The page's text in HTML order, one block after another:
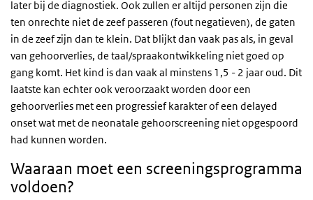
later bij de diagnostiek. Ook zullen er altijd personen zijn die
ten onrechte niet de zeef passeren (fout negatieven), de gaten
in de zeef zijn dan te klein. Dat blijkt dan vaak pas als, in geval
van gehoorverlies, de taal/spraakontwikkeling niet goed op
gang komt. Het kind is dan vaak al minstens 1,5 - 2 jaar oud. Dit
laatste kan echter ook veroorzaakt worden door een
gehoorverlies met een progressief karakter of een delayed
onset wat met de neonatale gehoorscreening niet opgespoord
had kunnen worden.
Waaraan moet een screeningsprogramma
voldoen?